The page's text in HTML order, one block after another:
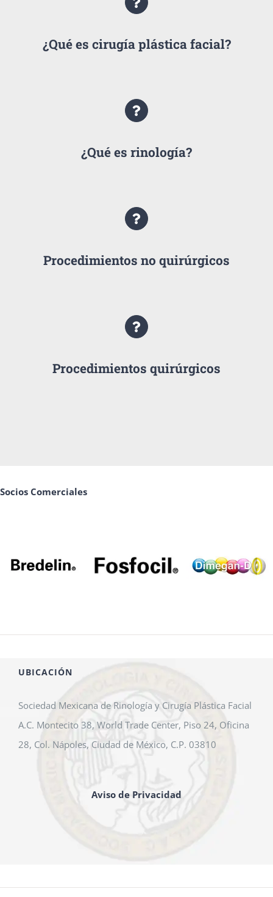
¿Qué es cirugía plástica facial?
¿Qué es rinología?
Procedimientos no quirúrgicos
Procedimientos quirúrgicos
Socios Comerciales
UBICACIÓN
Sociedad Mexicana de Rinología y Cirugía Plástica Facial
A.C. Montecito 38, World Trade Center, Piso 24, Oficina
28, Col. Nápoles, Ciudad de México, C.P. 03810
Aviso de Privacidad